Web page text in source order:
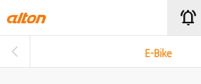
notifications_active
E-Bike